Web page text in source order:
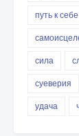
путь к себе
сила
суеверия
удача